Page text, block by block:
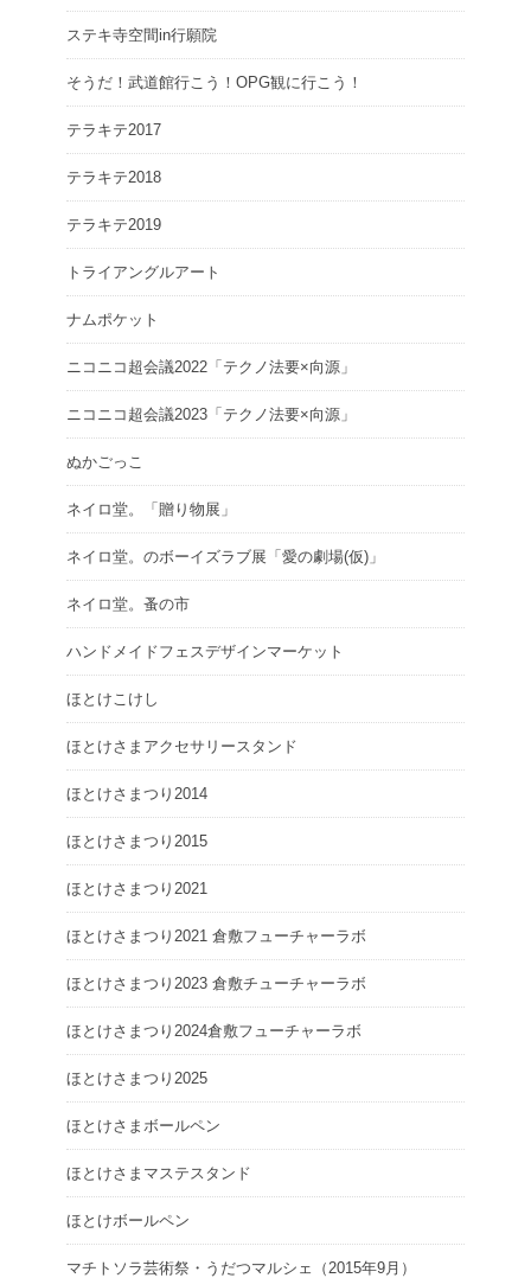
ステキ寺空間in行願院
そうだ！武道館行こう！OPG観に行こう！
テラキテ2017
テラキテ2018
テラキテ2019
トライアングルアート
ナムポケット
ニコニコ超会議2022「テクノ法要×向源」
ニコニコ超会議2023「テクノ法要×向源」
ぬかごっこ
ネイロ堂。「贈り物展」
ネイロ堂。のボーイズラブ展「愛の劇場(仮)」
ネイロ堂。蚤の市
ハンドメイドフェスデザインマーケット
ほとけこけし
ほとけさまアクセサリースタンド
ほとけさまつり2014
ほとけさまつり2015
ほとけさまつり2021
ほとけさまつり2021 倉敷フューチャーラボ
ほとけさまつり2023 倉敷チューチャーラボ
ほとけさまつり2024倉敷フューチャーラボ
ほとけさまつり2025
ほとけさまボールペン
ほとけさまマステスタンド
ほとけボールペン
マチトソラ芸術祭・うだつマルシェ（2015年9月）